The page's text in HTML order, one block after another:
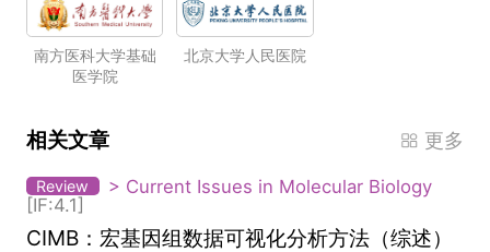
南方医科大学基础
医学院
北京大学人民医院
相关文章 更多
Review
> Current Issues in Molecular Biology
[IF:4.1]
CIMB：宏基因组数据可视化分析方法（综述）